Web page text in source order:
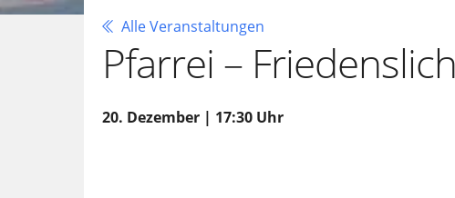
Alle Veranstaltungen
Pfarrei –
20. Dezember | 17:30 Uhr